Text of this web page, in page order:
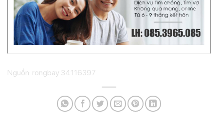
Nguồn: rongbay 34116397